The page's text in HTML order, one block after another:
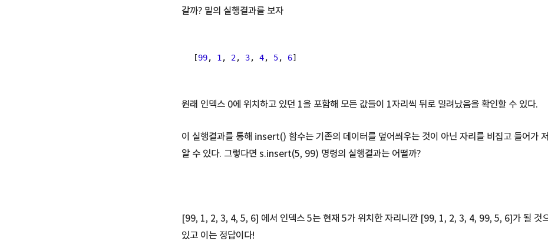
갈까? 밑의 실행결과를 보자
[99, 1 , 2, 3, 4, 5, 6]
원래 인덱스 0에 위치하고 있던 1을 포함해 모든 값들이 1자리씩 뒤로 밀려났음을 확인할 수 있다.
이 실행결과를 통해 insert() 함수는 기존의 데이터를 덮어씌우는 것이 아닌 자리를 비집고 들어가
알 수 있다. 그렇다면 s.insert(5, 99) 명령의 실행결과는 어떨까?
[99, 1, 2, 3, 4, 5, 6] 에서 인덱스 5는 현재 5가 위치한 자리니깐 [99, 1, 2, 3, 4, 99, 5, 6]가 될 것
있고 이는 정답이다!